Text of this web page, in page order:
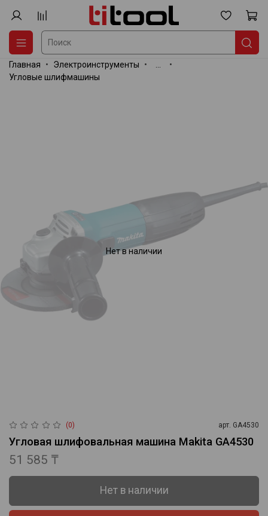
Главная Электроинструменты
Угловые шлифмашины
Нет в наличии
(0) арт. GA4530
Угловая шлифовальная машина Makita GA4530
51 585 ₸
Нет в наличии